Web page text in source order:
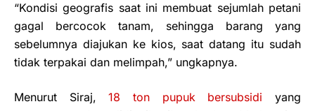
“Kondisi geografis saat ini membuat sejumlah petani
gagal bercocok tanam, sehingga barang yang
sebelumnya diajukan ke kios, saat datang itu sudah
tidak terpakai dan melimpah,” ungkapnya.
Menurut Siraj,18 ton pupuk bersubsidi yang